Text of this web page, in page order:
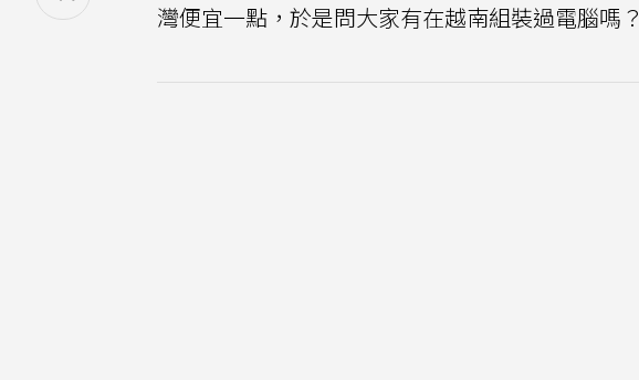
灣便宜一點，於是問大家有在越南組裝過電腦嗎？